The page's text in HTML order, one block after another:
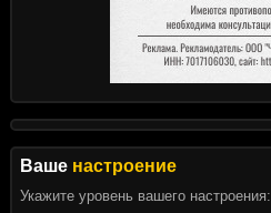
Ваше настроение
Укажите уровень вашего настроения: